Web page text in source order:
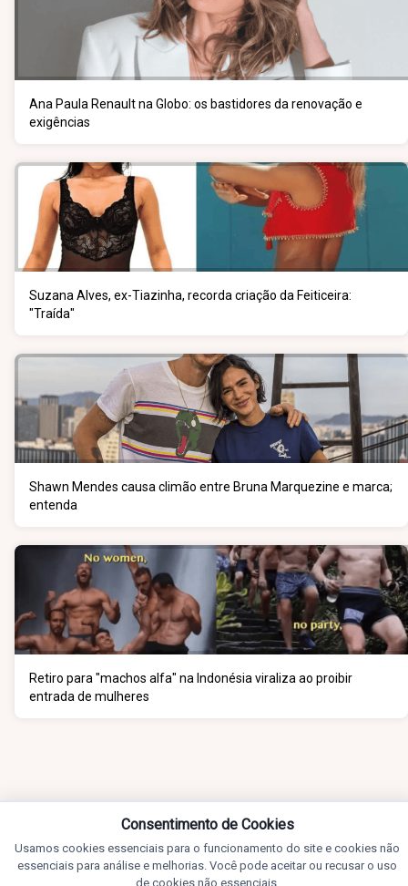
Ana Paula Renault na Globo: os bastidores da renovação e
exigências
Suzana Alves, ex-Tiazinha, recorda criação da Feiticeira:
"Traída"
Shawn Mendes causa climão entre Bruna Marquezine e marca;
entenda
Retiro para "machos alfa" na Indonésia viraliza ao proibir
entrada de mulheres
Consentimento de Cookies
Usamos cookies essenciais para o funcionamento do site e cookies não
essenciais para análise e melhorias. Você pode aceitar ou recusar o uso
de cookies não essenciais.